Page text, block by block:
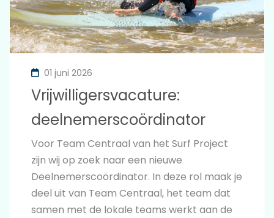
Vrijwilligersvacature:
deelnemerscoördinator
01 juni 2026
Voor Team Centraal van het Surf Project
zijn wij op zoek naar een nieuwe
Deelnemerscoördinator. In deze rol maak je
deel uit van Team Centraal, het team dat
samen met de lokale teams werkt aan de